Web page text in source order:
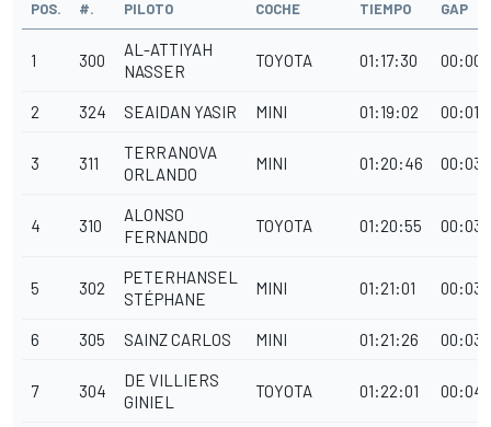
POS. #. PILOTO COCHE TIEMPO GAP
1 300
AL-ATTIYAH
NASSER
TOYOTA 01:17:30
2 324 SEAIDAN YASIR MINI 01:19:02
3 311
TERRANOVA
ORLANDO
MINI 01:20:46
4 310
ALONSO
FERNANDO
TOYOTA 01:20:55
5 302
PETERHANSEL
STÉPHANE
MINI 01:21:01
6 305 SAINZ CARLOS MINI 01:21:26
7 304
DE VILLIERS
GINIEL
TOYOTA 01:22:01